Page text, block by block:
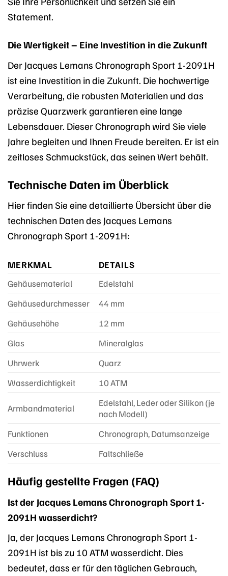
Statement.
Die Wertigkeit – Eine Investition in die Zukunft
Der Jacques Lemans Chronograph Sport 1-2091H
ist eine Investition in die Zukunft. Die hochwertige
Verarbeitung, die robusten Materialien und das
präzise Quarzwerk garantieren eine lange
Lebensdauer. Dieser Chronograph wird Sie viele
Jahre begleiten und Ihnen Freude bereiten. Er ist ein
zeitloses Schmuckstück, das seinen Wert behält.
Technische Daten im Überblick
Hier finden Sie eine detaillierte Übersicht über die
technischen Daten des Jacques Lemans
Chronograph Sport 1-2091H:
MERKMAL
DETAILS
Gehäusematerial
Edelstahl
Gehäusedurchmesser
44 mm
Gehäusehöhe
12 mm
Glas
Mineralglas
Uhrwerk
Quarz
Wasserdichtigkeit
10 ATM
Armbandmaterial
Edelstahl, Leder oder Silikon (je
nach Modell)
Funktionen
Chronograph, Datumsanzeige
Verschluss
Faltschließe
Häufig gestellte Fragen (FAQ)
Ist der Jacques Lemans Chronograph Sport 1-
2091H wasserdicht?
Ja, der Jacques Lemans Chronograph Sport 1-
2091H ist bis zu 10 ATM wasserdicht. Dies
bedeutet, dass er für den täglichen Gebrauch,